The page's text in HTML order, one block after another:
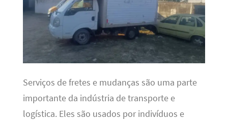
Serviços de fretes e mudanças são uma parte
importante da indústria de transporte e
logística. Eles são usados ​​por indivíduos e